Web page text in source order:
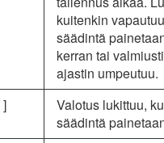
kuitenkin
säädintä
kerran tai
ajastin umpeutuu.
]
Valotus lukittuu,
säädintä